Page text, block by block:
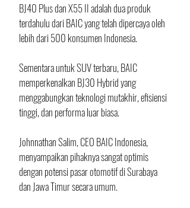
BJ40 Plus dan X55 II adalah dua produk
terdahulu dari BAIC yang telah dipercaya oleh
lebih dari 500 konsumen Indonesia.
Sementara untuk SUV terbaru, BAIC
memperkenalkan BJ30 Hybrid yang
menggabungkan teknologi mutakhir, efisiensi
tinggi, dan performa luar biasa.
Johnnathan Salim, CEO BAIC Indonesia,
menyampaikan pihaknya sangat optimis
dengan potensi pasar otomotif di Surabaya
dan Jawa Timur secara umum.